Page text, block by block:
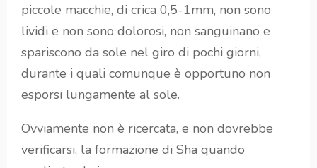
piccole macchie, di crica 0,5-1mm, non sono
lividi e non sono dolorosi, non sanguinano e
spariscono da sole nel giro di pochi giorni,
durante i quali comunque è opportuno non
esporsi lungamente al sole.
Ovviamente non è ricercata, e non dovrebbe
verificarsi, la formazione di Sha quando